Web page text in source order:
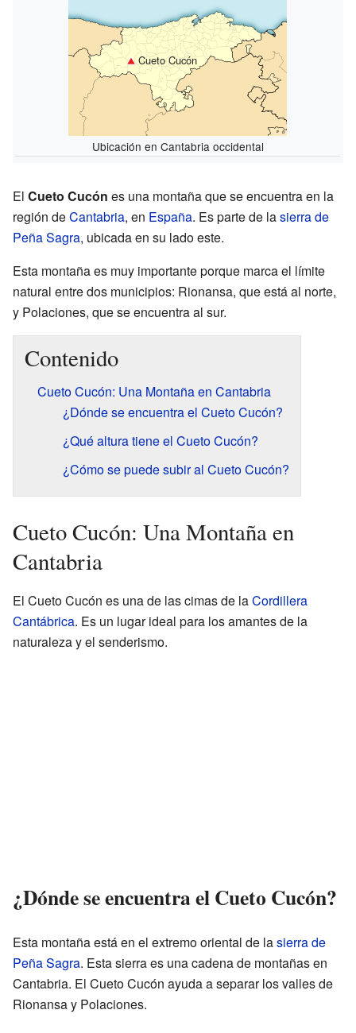
Cueto Cucón
Ubicación en Cantabria occidental
El Cueto Cucón es una montaña que se encuentra en la
región deCantabria, en España. Es parte de lasierra de
Peña Sagra, ubicada en su lado este.
Esta montaña es muy importante porque marca el límite
natural entre dos municipios: Rionansa, que está al norte,
y Polaciones, que se encuentra al sur.
Contenido
Cueto Cucón: Una Montaña en Cantabria
¿Dónde se encuentra el Cueto Cucón?
¿Qué altura tiene el Cueto Cucón?
¿Cómo se puede subir al Cueto Cucón?
Cueto Cucón: Una Montaña en
Cantabria
El Cueto Cucón es una de las cimas de laCordillera
Cantábrica. Es un lugar ideal para los amantes de la
naturaleza y el senderismo.
¿Dónde se encuentra el Cueto Cucón?
Esta montaña está en el extremo oriental de lasierra de
Peña Sagra. Esta sierra es una cadena de montañas en
Cantabria. El Cueto Cucón ayuda a separar los valles de
Rionansa y Polaciones.